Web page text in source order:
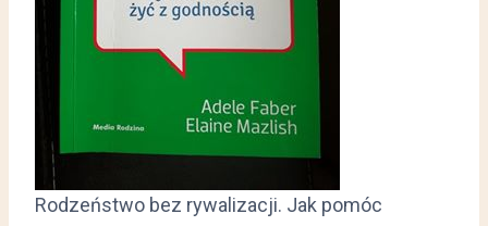
Rodzeństwo bez rywalizacji. Jak pomóc